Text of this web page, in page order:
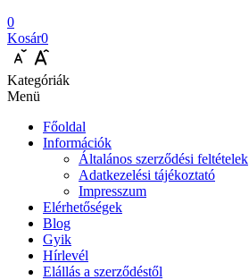
0
Kosár0
Kategóriák
Menü
Főoldal
Információk
Általános szerződési feltételek
Adatkezelési tájékoztató
Impresszum
Elérhetőségek
Blog
Gyik
Hírlevél
Elállás a szerződéstől